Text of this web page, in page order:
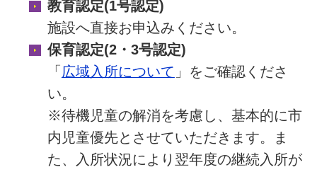
教育認定(1号認定)
施設へ直接お申込みください。
保育認定(2・3号認定)
「広域入所について 」をご確認くださ
い。
※待機児童の解消を考慮し、基本的に市
内児童優先とさせていただきます。ま
た、入所状況により翌年度の継続入所が